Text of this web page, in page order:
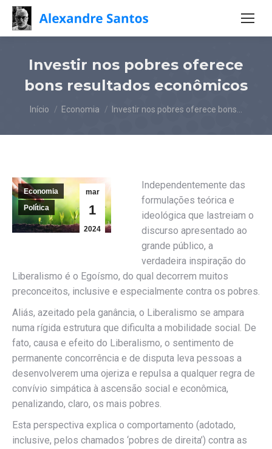
Investir nos pobres oferece
bons resultados econômicos
Você está aqui:
Início Economia Investir nos pobres oferece bons…
mar
1
2024
Economia
Política
Independentemente das
formulações teórica e
ideológica que lastreiam o
discurso apresentado ao
grande público, a
verdadeira inspiração do
Liberalismo é o Egoísmo, do qual decorrem muitos
preconceitos, inclusive e especialmente contra os pobres.
Aliás, azeitado pela ganância, o Liberalismo se ampara
numa rígida estrutura que dificulta a mobilidade social. De
fato, causa e efeito do Liberalismo, o sentimento de
permanente concorrência e de disputa leva pessoas a
desenvolverem uma ojeriza e repulsa a qualquer regra de
convívio simpática à ascensão social e econômica,
penalizando, claro, os mais pobres.
Esta perspectiva explica o comportamento (adotado,
inclusive, pelos chamados ‘pobres de direita’) contra as